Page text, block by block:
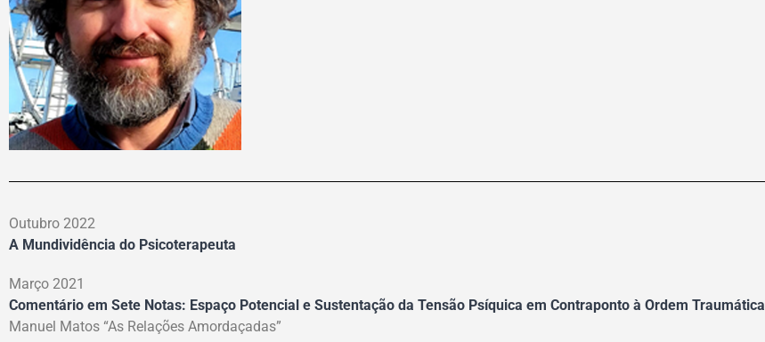
Outubro 2022
A Mundividência do Psicoterapeuta
Março 2021
Comentário em Sete Notas: Espaço Potencial e Sustentação da Tensão Psíquica em Contraponto à Ordem Traumática
Manuel Matos “As Relações Amordaçadas”